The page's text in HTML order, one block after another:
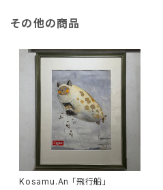
その他の商品
Kosamu.An 「飛行船」